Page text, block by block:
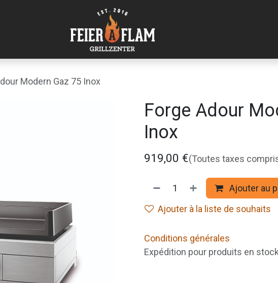
Modern Gaz 75 Inox
Forge Adour
Inox
919,00 €(Toutes taxes
Ajouter au
Ajouter à la liste de souhaits
Conditions générales
Expédition pour produits en